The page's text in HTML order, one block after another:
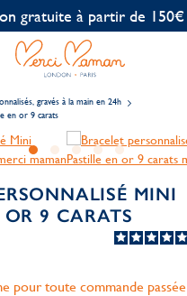
offerte
gravés à la main en 24h
en or 9 carats
MINI
9 CARATS
pour toute commande